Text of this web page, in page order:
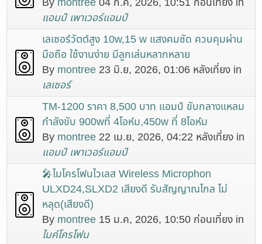
แอมป์ เพาเวอร์แอมป์
เลเซอร์วัตต์สูง 10w,15 w แสงคมชัด ควบคุมผ่าน
มือถือ ใช้งานง่าย มีลูกเล่นหลากหลาย
By montree 23 มิ.ย, 2026, 01:06 หลังเที่ยง in
เลเซอร์
TM-1200 ราคา 8,500 บาท แอมป์ ขับกลางแหลม
กำลังขับ 900wที่ 4โอห์ม,450w ที่ 8โอห์ม
By montree 22 เม.ย, 2026, 04:22 หลังเที่ยง in
แอมป์ เพาเวอร์แอมป์
🎤ไมโครโฟนไวเลส Wireless Microphon
ULXD24,SLXD2 เสียงดี รับสัญญาณไกล ไม่
หลุด(เสียงดี)
By montree 15 ม.ค, 2026, 10:50 ก่อนเที่ยง in
ไมค์โครโฟน